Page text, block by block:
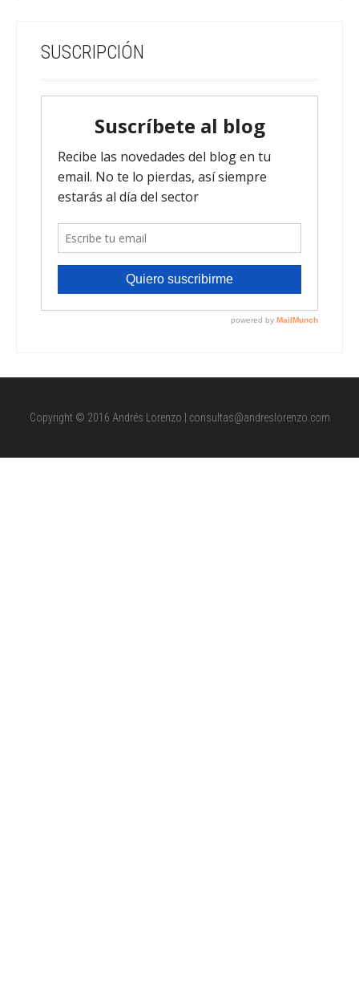
SUSCRIPCIÓN
Copyright © 2016 Andrés Lorenzo | consultas@andreslorenzo.com